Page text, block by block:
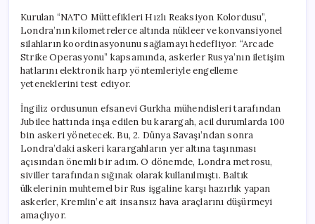
Kurulan “NATO Müttefikleri Hızlı Reaksiyon Kolordusu”,
Londra’nın kilometrelerce altında nükleer ve konvansiyonel
silahların koordinasyonunu sağlamayı hedefliyor. “Arcade
Strike Operasyonu” kapsamında, askerler Rusya’nın iletişim
hatlarını elektronik harp yöntemleriyle engelleme
yeteneklerini test ediyor.
İngiliz ordusunun efsanevi Gurkha mühendisleri tarafından
Jubilee hattında inşa edilen bu karargah, acil durumlarda 100
bin askeri yönetecek. Bu, 2. Dünya Savaşı’ndan sonra
Londra’daki askeri karargahların yer altına taşınması
açısından önemli bir adım. O dönemde, Londra metrosu,
siviller tarafından sığınak olarak kullanılmıştı. Baltık
ülkelerinin muhtemel bir Rus işgaline karşı hazırlık yapan
askerler, Kremlin’e ait insansız hava araçlarını düşürmeyi
amaçlıyor.